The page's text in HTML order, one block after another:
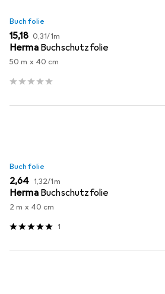
Buchfolie
EUR
15,18 EUR
0,31/1m
Herma Buchschutzfolie
50 m x 40 cm
Buchfolie
EUR
2,64 EUR
1,32/1m
Herma Buchschutzfolie
2 m x 40 cm
1